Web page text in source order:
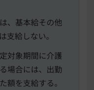
、基本給その他
支給しない。
対象期間に介護
場合には、出勤
額を支給する。